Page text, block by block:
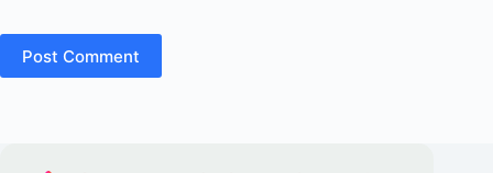
Post Comment